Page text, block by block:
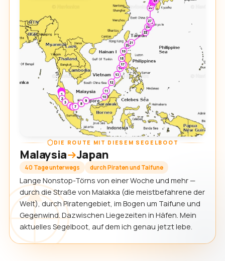
DIE ROUTE MIT DIESEM SEGELBOOT
Malaysia Japan
40 Tage unterwegs durch Piraten und Taifune
Lange Nonstop-Törns von einer Woche und mehr —
durch die Straße von Malakka (die meistbefahrene der
Welt), durch Piratengebiet, im Bogen um Taifune und
Gegenwind. Dazwischen Liegezeiten in Häfen. Mein
aktuelles Segelboot, auf dem ich genau jetzt lebe.